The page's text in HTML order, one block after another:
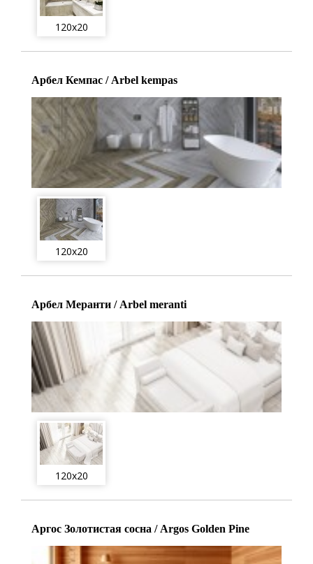
120x20
Арбел Кемпас / Arbel kempas
120x20
Арбел Меранти / Arbel meranti
120x20
Аргос Золотистая сосна / Argos Golden Pine